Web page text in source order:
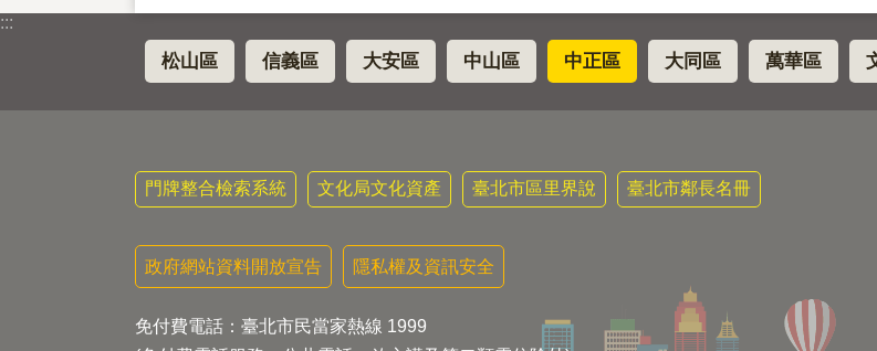
:::
松山區 信義區 大安區 中山區 中正區 大同區 萬華區
門牌整合檢索系統 文化局文化資產 臺北市區里界說 臺北市鄰長名冊
政府網站資料開放宣告 隱私權及資訊安全
免付費電話：臺北市民當家熱線 1999